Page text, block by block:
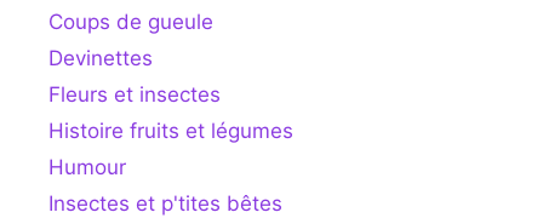
Coups de gueule
Devinettes
Fleurs et insectes
Histoire fruits et légumes
Humour
Insectes et p'tites bêtes